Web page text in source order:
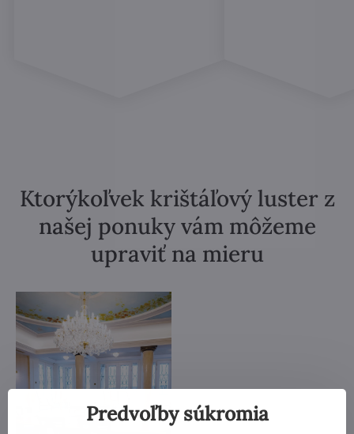
Ktorýkoľvek krištáľový luster z
našej ponuky vám môžeme
upraviť na mieru
Predvoľby súkromia